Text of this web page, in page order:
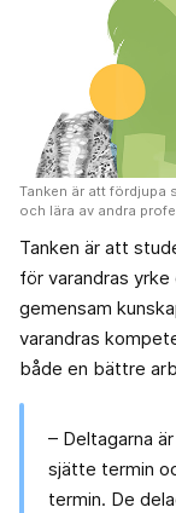
Tanken är att fördjupa
och lära av andra
Tanken är att
för varandras yrke
gemensam
varandras
både en bättre
– Deltagarna
sjätte termin
termin. De